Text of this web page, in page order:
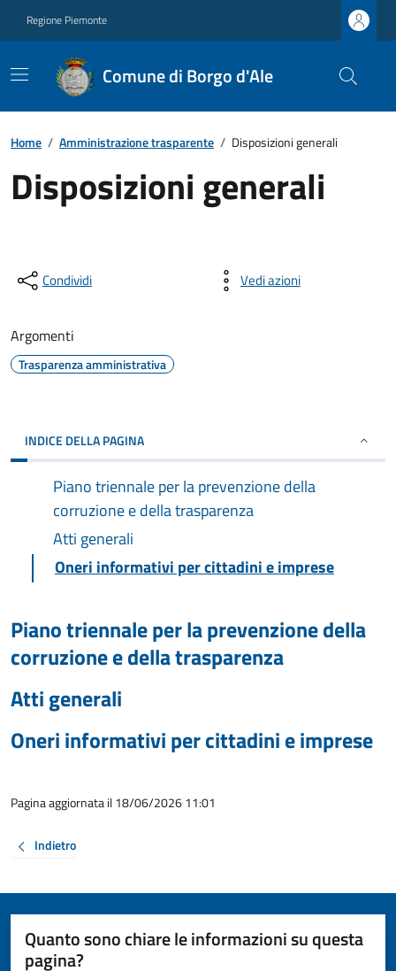
Regione Piemonte
Comune di Borgo d'Ale
Home / Amministrazione trasparente / Disposizioni generali
Disposizioni generali
Condividi Vedi azioni
Argomenti
Trasparenza amministrativa
INDICE DELLA PAGINA
Piano triennale per la prevenzione della
corruzione e della trasparenza
Atti generali
Oneri informativi per cittadini e imprese
Piano triennale per la prevenzione della
corruzione e della trasparenza
Atti generali
Oneri informativi per cittadini e imprese
Pagina aggiornata il 18/06/2026 11:01
Indietro
Quanto sono chiare le informazioni su questa
pagina?